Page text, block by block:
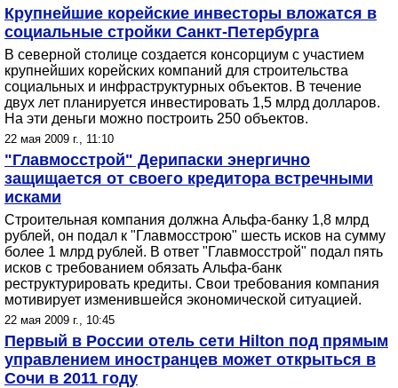
Крупнейшие корейские инвесторы вложатся в
социальные стройки Санкт-Петербурга
В северной столице создается консорциум с участием
крупнейших корейских компаний для строительства
социальных и инфраструктурных объектов. В течение
двух лет планируется инвестировать 1,5 млрд долларов.
На эти деньги можно построить 250 объектов.
22 мая 2009 г., 11:10
"Главмосстрой" Дерипаски энергично
защищается от своего кредитора встречными
исками
Строительная компания должна Альфа-банку 1,8 млрд
рублей, он подал к "Главмосстрою" шесть исков на сумму
более 1 млрд рублей. В ответ "Главмосстрой" подал пять
исков с требованием обязать Альфа-банк
реструктурировать кредиты. Свои требования компания
мотивирует изменившейся экономической ситуацией.
22 мая 2009 г., 10:45
Первый в России отель сети Hilton под прямым
управлением иностранцев может открыться в
Сочи в 2011 году